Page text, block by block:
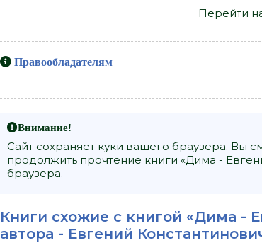
Перейти
Правообладателям
Внимание!
Сайт сохраняет куки вашего браузера. Вы
продолжить прочтение книги «Дима -
браузера.
Книги схожие с книгой «Дима -
автора - Евгений